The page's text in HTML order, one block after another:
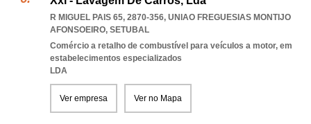
R MIGUEL PAIS 65, 2870-356, UNIAO FREGUESIAS MONTIJO
AFONSOEIRO, SETUBAL
Comércio a retalho de combustível para veículos a motor, em
estabelecimentos especializados
LDA
Ver empresa Ver no Mapa